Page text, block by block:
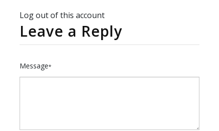
Log out of this account
Leave a Reply
Message*